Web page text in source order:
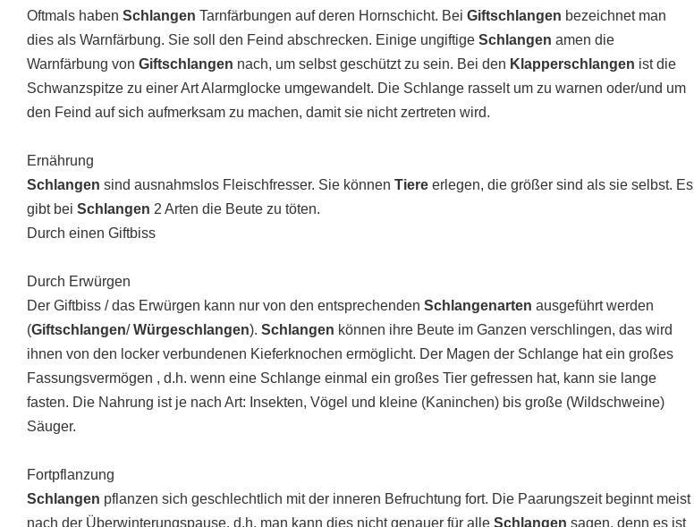
Oftmals haben Schlangen Tarnfärbungen auf deren Hornschicht. Bei Giftschlangen bezeichnet man
dies als Warnfärbung. Sie soll den Feind abschrecken. Einige ungiftige Schlangen amen die
Warnfärbung von Giftschlangen nach, um selbst geschützt zu sein. Bei den Klapperschlangen ist die
Schwanzspitze zu einer Art Alarmglocke umgewandelt. Die Schlange rasselt um zu warnen oder/und um
den Feind auf sich aufmerksam zu machen, damit sie nicht zertreten wird.
Ernährung
Schlangen sind ausnahmslos Fleischfresser. Sie können Tiere erlegen, die größer sind als sie selbst. Es
gibt bei Schlangen 2 Arten die Beute zu töten.
Durch einen Giftbiss
Durch Erwürgen
Der Giftbiss / das Erwürgen kann nur von den entsprechenden Schlangenarten ausgeführt werden
(Giftschlangen/Würgeschlangen). Schlangen können ihre Beute im Ganzen verschlingen, das wird
ihnen von den locker verbundenen Kieferknochen ermöglicht. Der Magen der Schlange hat ein großes
Fassungsvermögen , d.h. wenn eine Schlange einmal ein großes Tier gefressen hat, kann sie lange
fasten. Die Nahrung ist je nach Art: Insekten, Vögel und kleine (Kaninchen) bis große (Wildschweine)
Säuger.
Fortpflanzung
Schlangen pflanzen sich geschlechtlich mit der inneren Befruchtung fort. Die Paarungszeit beginnt meist
nach der Überwinterungspause, d.h. man kann dies nicht genauer für alle Schlangen sagen, denn es ist